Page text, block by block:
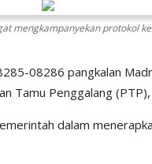
mengkampanyekan protokol
08286 pangkalan
Tamu Penggalang
dalam